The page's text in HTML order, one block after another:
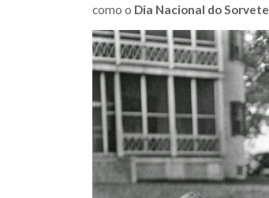
como o Dia Nacional do Sorvete